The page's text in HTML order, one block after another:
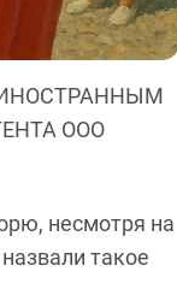
ООО
несмотря на
такое